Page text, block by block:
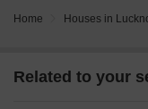
Home Houses in
Related to your